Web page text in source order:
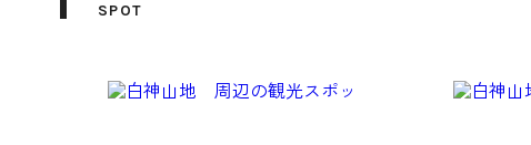
SPOT